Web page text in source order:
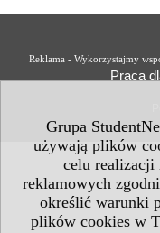
Grupa
używają plików
celu realizacji
reklamowych
określić warunki
plików cookies w
Reklama - Wykorzystajmy
Praca